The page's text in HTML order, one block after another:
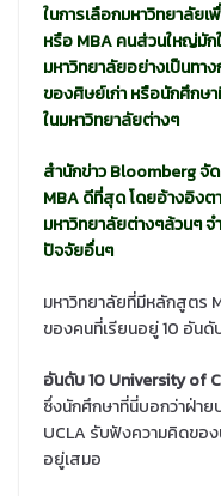
ในการเลือกมหาวิทยาลัย
หรือ MBA คนส่วนใหญ่มั
มหาวิทยาลัยอย่างเป็นทา
ของศิษย์เก่า หรือนักศึกษ
ในมหาวิทยาลัยต่างๆ
สำนักข่าว Bloomberg
MBA ดีที่สุด โดยอ้างอิงต
มหาวิทยาลัยต่างๆล้วนๆ
ปัจจัยอื่นๆ
มหาวิทยาลัยที่มีหลักสูตร
ของคนที่เรียนอยู่ 10 อันดั
อันดับ 10 University of
ซึ่งนักศึกษาที่นี่บอกว่าฝ่า
UCLA รับฟังความคิดขอ
อยู่เสมอ